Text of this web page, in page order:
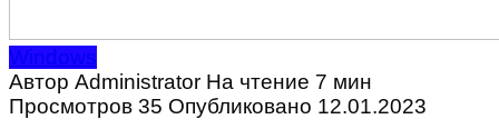
Windows
Автор Administrator На чтение 7 мин
Просмотров 35 Опубликовано 12.01.2023